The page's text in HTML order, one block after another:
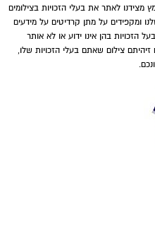
לאתר את בעלי הזכויות בצילומים
ומקפידים על מתן קרדיטים על מידעים
הזכויות בהן אינו ידוע או לא אותר
אם זיהיתם צילום שאתם בעלי הזכויות שלו,